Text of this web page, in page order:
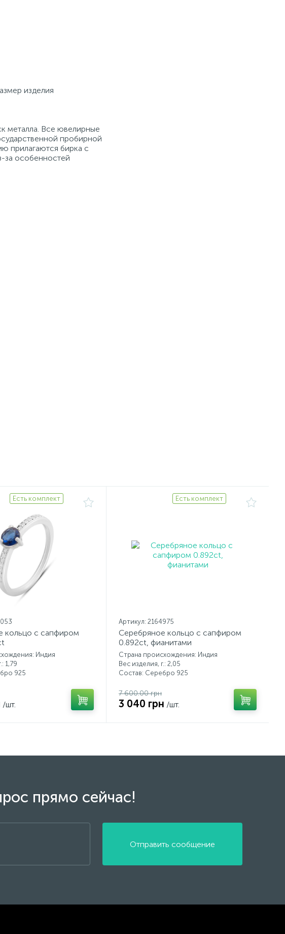
изделия
металла. Все ювелирные
пробирной
прилагаются бирка с
за особенностей
Есть комплект
кольцо с сапфиром
Индия
1,79
925
/шт.
Есть комплект
Артикул: 2164975
Серебряное кольцо с сапфиром
0.892ct, фианитами
Страна происхождения: Индия
Вес изделия, г.: 2,05
Состав: Серебро 925
7 600.00 грн
3 040 грн /шт.
прямо сейчас!
Отправить сообщение